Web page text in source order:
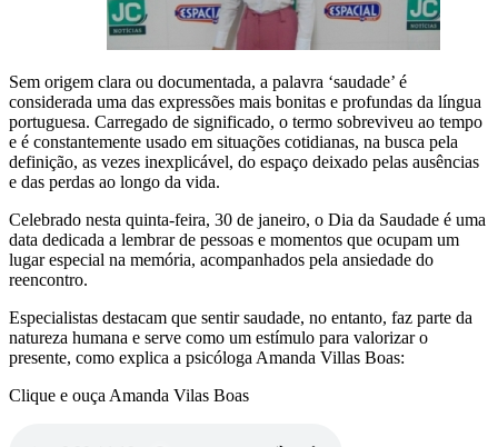
Sem origem clara ou documentada, a palavra ‘saudade’ é
considerada uma das expressões mais bonitas e profundas da língua
portuguesa. Carregado de significado, o termo sobreviveu ao tempo
e é constantemente usado em situações cotidianas, na busca pela
definição, as vezes inexplicável, do espaço deixado pelas ausências
e das perdas ao longo da vida.
Celebrado nesta quinta-feira, 30 de janeiro, o Dia da Saudade é uma
data dedicada a lembrar de pessoas e momentos que ocupam um
lugar especial na memória, acompanhados pela ansiedade do
reencontro.
Especialistas destacam que sentir saudade, no entanto, faz parte da
natureza humana e serve como um estímulo para valorizar o
presente, como explica a psicóloga Amanda Villas Boas:
Clique e ouça Amanda Vilas Boas